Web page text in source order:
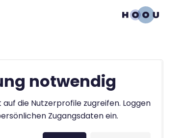
notwendig
die Nutzerprofile zugreifen. Loggen
Zugangsdaten ein.